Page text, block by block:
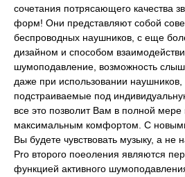
сочетания потрясающего качества
форм! Они представляют собой
беспроводных наушников, с еще
дизайном и способом
шумоподавление, возможность
даже при использовании наушников,
подстраиваемые под
все это позволит Вам в полной
максимальным комфортом. С
Вы будете чувствовать музыку, а не
Pro второго поеоления являются
функцией активного